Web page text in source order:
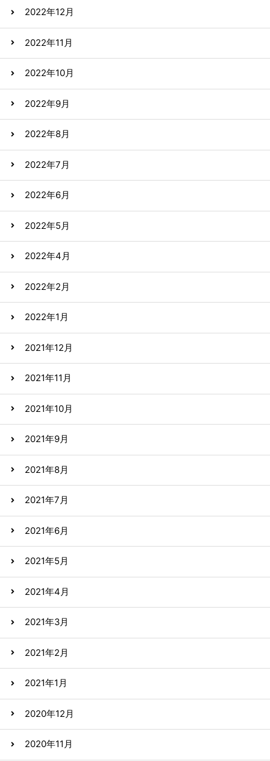
2022年12月
2022年11月
2022年10月
2022年9月
2022年8月
2022年7月
2022年6月
2022年5月
2022年4月
2022年2月
2022年1月
2021年12月
2021年11月
2021年10月
2021年9月
2021年8月
2021年7月
2021年6月
2021年5月
2021年4月
2021年3月
2021年2月
2021年1月
2020年12月
2020年11月